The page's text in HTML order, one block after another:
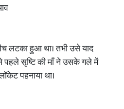
लटका हुआ था। तभी उसे याद
सृष्टि की माँ ने उसके गले में
पहनाया था।